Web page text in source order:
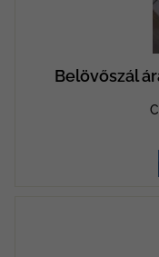
Belövőszál